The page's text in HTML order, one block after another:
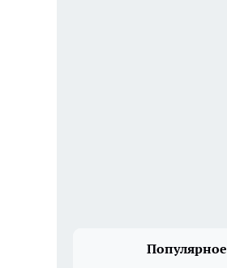
Популярное